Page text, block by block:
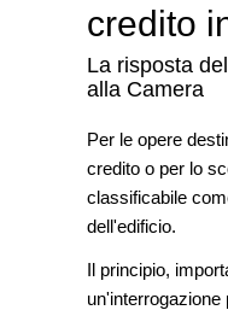
credito
La risposta
alla Camera
Per le opere
credito o per lo
classificabile
dell'edificio.
Il principio,